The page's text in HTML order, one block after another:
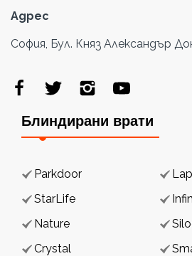
Адрес
София, Бул. Княз Александър
Блиндирани врати
Parkdoor
StarLife
Nature
Crystal